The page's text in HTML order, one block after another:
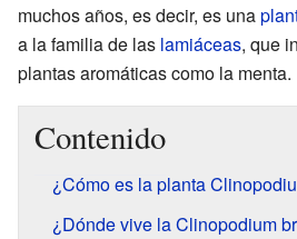
muchos años, es decir, es una
a la familia de las lamiáceas, que
plantas aromáticas como la menta.
Contenido
¿Cómo es la planta
¿Dónde vive la Clinopodium